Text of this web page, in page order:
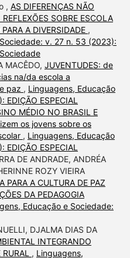
, AS DIFERENÇAS NÃO
SOBRE ESCOLA
A DIVERSIDADE ,
v. 27 n. 53 (2023):
MACÊDO, JUVENTUDES: de
na/da escola a
paz , Linguagens, Educação
ESPECIAL
MÉDIO NO BRASIL E
os jovens sobre os
, Linguagens, Educação
ESPECIAL
DE ANDRADE, ANDRÉA
ROZY VIEIRA
PARA A CULTURA DE PAZ
DA PEDAGOGIA
Educação e Sociedade:
DJALMA DIAS DA
INTEGRANDO
, Linguagens,